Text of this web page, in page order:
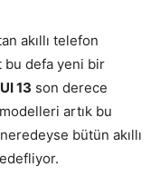
akıllı telefon
bu defa yeni bir
13 son derece
artık bu
bütün akıllı